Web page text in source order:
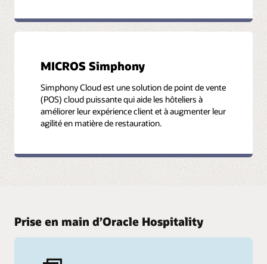
MICROS Simphony
Simphony Cloud est une solution de point de vente
(POS) cloud puissante qui aide les hôteliers à
améliorer leur expérience client et à augmenter leur
agilité en matière de restauration.
Prise en main d’Oracle Hospitality